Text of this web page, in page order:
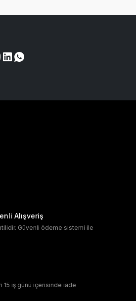
Alışveriş
Güvenli ödeme sistemi ile
15 iş günü içerisinde iade